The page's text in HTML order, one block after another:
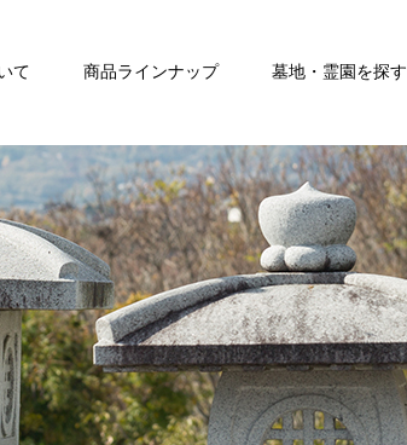
て 商品ラインナップ 墓地・霊園を探す